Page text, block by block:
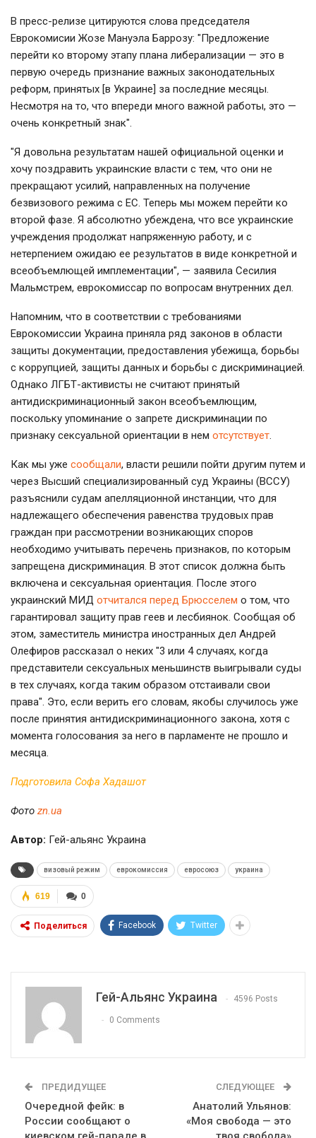
В пресс-релизе цитируются слова председателя
Еврокомисии Жозе Мануэла Баррозу: "Предложение
перейти ко второму этапу плана либерализации — это в
первую очередь признание важных законодательных
реформ, принятых [в Украине] за последние месяцы.
Несмотря на то, что впереди много важной работы, это —
очень конкретный знак".
"Я довольна результатам нашей официальной оценки и
хочу поздравить украинские власти с тем, что они не
прекращают усилий, направленных на получение
безвизового режима с ЕС. Теперь мы можем перейти ко
второй фазе. Я абсолютно убеждена, что все украинские
учреждения продолжат напряженную работу, и с
нетерпением ожидаю ее результатов в виде конкретной и
всеобъемлющей имплементации", — заявила Сесилия
Мальмстрем, еврокомиссар по вопросам внутренних дел.
Напомним, что в соответствии с требованиями
Еврокомиссии Украина приняла ряд законов в области
защиты документации, предоставления убежища, борьбы
с коррупцией, защиты данных и борьбы с дискриминацией.
Однако ЛГБТ-активисты не считают принятый
антидискриминационный закон всеобъемлющим,
поскольку упоминание о запрете дискриминации по
признаку сексуальной ориентации в нем отсутствует.
Как мы уже сообщали, власти решили пойти другим путем и
через Высший специализированный суд Украины (ВССУ)
разъяснили судам апелляционной инстанции, что для
надлежащего обеспечения равенства трудовых прав
граждан при рассмотрении возникающих споров
необходимо учитывать перечень признаков, по которым
запрещена дискриминация. В этот список должна быть
включена и сексуальная ориентация. После этого
украинский МИД отчитался перед Брюсселем о том, что
гарантировал защиту прав геев и лесбиянок. Сообщая об
этом, заместитель министра иностранных дел Андрей
Олефиров рассказал о неких "3 или 4 случаях, когда
представители сексуальных меньшинств выигрывали суды
в тех случаях, когда таким образом отстаивали свои
права". Это, если верить его словам, якобы случилось уже
после принятия антидискриминационного закона, хотя с
момента голосования за него в парламенте не прошло и
месяца.
Подготовила Софа Хадашот
Фото zn.ua
Автор: Гей-альянс Украина
визовый режим еврокомиссия евросоюз украина
0
619
Поделиться Facebook Twitter
Гей-Альянс Украина 4596 Posts
0 Comments
ПРЕДИДУЩЕЕ
Очередной фейк: в
России сообщают о
СЛЕДУЮЩЕЕ
Анатолий Ульянов:
«Моя свобода — это